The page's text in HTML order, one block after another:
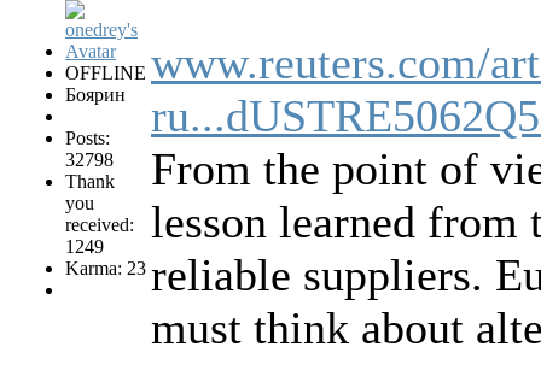
OFFLINE
Боярин
Posts:
32798
Thank
you
received:
1249
Karma: 23
www.reuters.com/
From the point of
lesson learned from
reliable suppliers.
must think about